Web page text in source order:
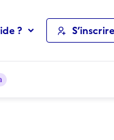
? S’inscrire